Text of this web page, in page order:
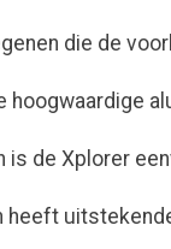
die de
hoogwaardige
is de Xplorer
heeft